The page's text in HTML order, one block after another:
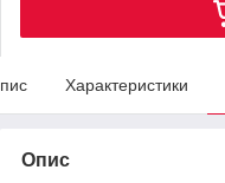
Характеристики
Опис